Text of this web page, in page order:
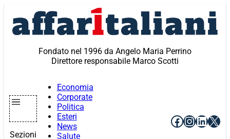
contenuto
Fondato nel 1996 da Angelo Maria Perrino
Direttore responsabile Marco Scotti
Sezioni
Economia
Corporate
Politica
Esteri
News
Salute
Facebook
X